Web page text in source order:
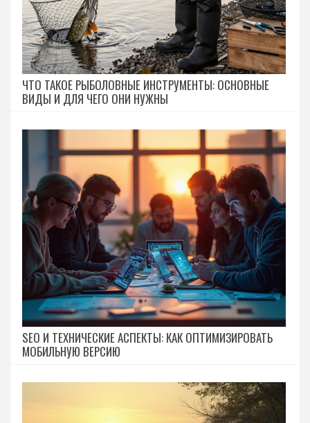
ЧТО ТАКОЕ РЫБОЛОВНЫЕ ИНСТРУМЕНТЫ: ОСНОВНЫЕ
ВИДЫ И ДЛЯ ЧЕГО ОНИ НУЖНЫ
SEO И ТЕХНИЧЕСКИЕ АСПЕКТЫ: КАК ОПТИМИЗИРОВАТЬ
МОБИЛЬНУЮ ВЕРСИЮ